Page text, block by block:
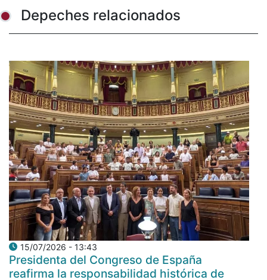
Depeches relacionados
15/07/2026 - 13:43
Presidenta del Congreso de España
reafirma la responsabilidad histórica de